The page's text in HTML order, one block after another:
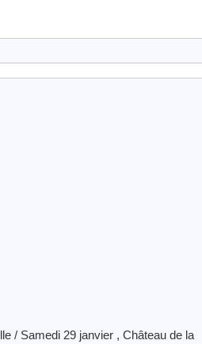
/ Samedi 29 janvier , Château de la